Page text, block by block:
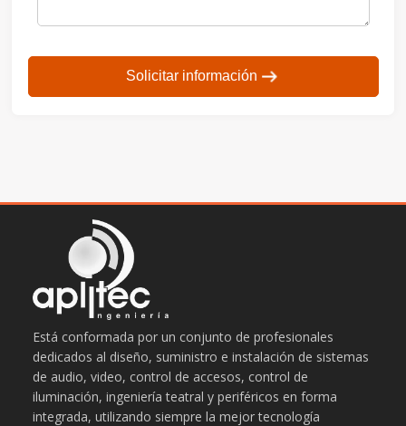
Solicitar información
Está conformada por un conjunto de profesionales
dedicados al diseño, suministro e instalación de sistemas
de audio, video, control de accesos, control de
iluminación, ingeniería teatral y periféricos en forma
integrada, utilizando siempre la mejor tecnología